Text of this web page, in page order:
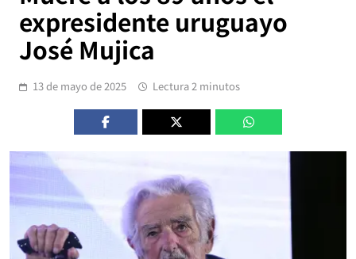
expresidente uruguayo
José Mujica
13 de mayo de 2025 Lectura 2 minutos